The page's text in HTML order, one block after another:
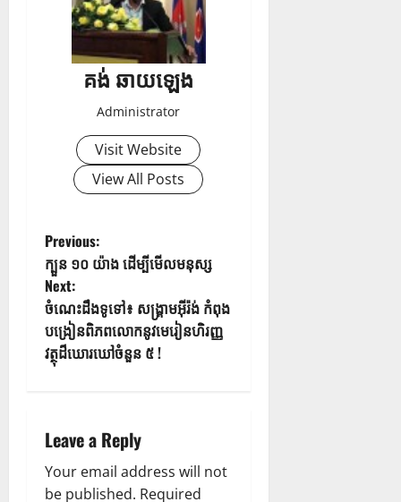
គង់ ឆាយឡេង
Administrator
Visit Website
View All Posts
Previous:
ក្បួន ១០ យ៉ាង ដើម្បីមើលមនុស្ស
Next:
ចំណេះដឹងទូទៅ៖ សង្គ្រាមអ៊ីរ៉ង់ កំពុង
បង្រៀនពិភពលោកនូវមេរៀនហិរញ្ញ
វត្ថុដ៏ឃោរឃៅចំនួន ៥ !
Leave a Reply
Your email address will not
be published. Required